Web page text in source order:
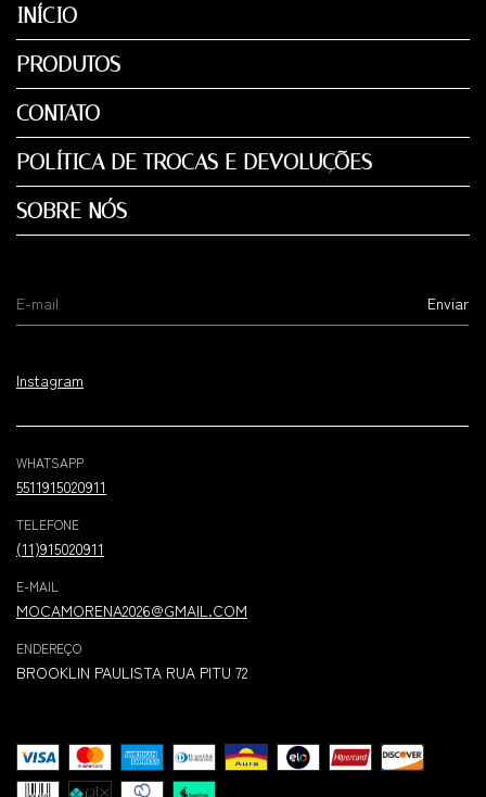
INÍCIO
PRODUTOS
CONTATO
POLÍTICA DE TROCAS E DEVOLUÇÕES
SOBRE NÓS
Instagram
WHATSAPP
5511915020911
TELEFONE
(11)915020911
E-MAIL
MOCAMORENA2026@GMAIL.COM
ENDEREÇO
BROOKLIN PAULISTA RUA PITU 72